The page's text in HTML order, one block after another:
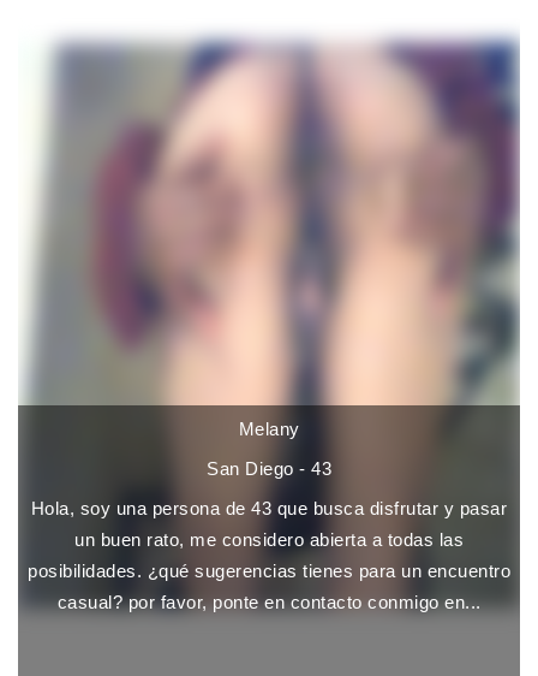
Melany
San Diego - 43
Hola, soy una persona de 43 que busca disfrutar y pasar
un buen rato, me considero abierta a todas las
posibilidades. ¿qué sugerencias tienes para un encuentro
casual? por favor, ponte en contacto conmigo en...